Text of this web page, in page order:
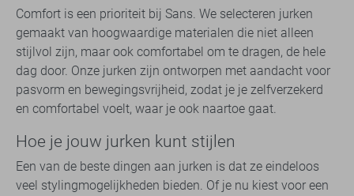
Comfort is een prioriteit bij Sans. We selecteren jurken
gemaakt van hoogwaardige materialen die niet alleen
stijlvol zijn, maar ook comfortabel om te dragen, de hele
dag door. Onze jurken zijn ontworpen met aandacht voor
pasvorm en bewegingsvrijheid, zodat je je zelfverzekerd
en comfortabel voelt, waar je ook naartoe gaat.
Hoe je jouw jurken kunt stijlen
Een van de beste dingen aan jurken is dat ze eindeloos
veel stylingmogelijkheden bieden. Of je nu kiest voor een